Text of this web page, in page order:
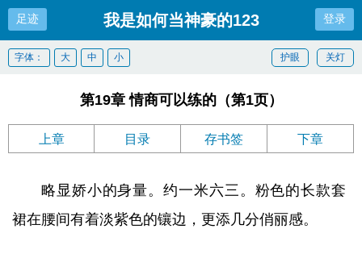
足迹 我是如何当神豪的123 登录
关灯
护眼
字体： 大 中 小
第19章 情商可以练的（第1页）
上章 目录 存书签 下章
略显娇小的身量。约一米六三。粉色的长款套
裙在腰间有着淡紫色的镶边，更添几分俏丽感。